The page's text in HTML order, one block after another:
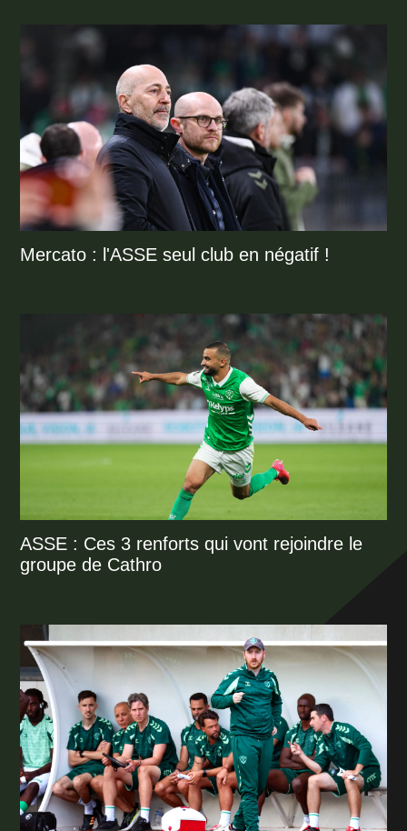
Mercato : l'ASSE seul club en négatif !
ASSE : Ces 3 renforts qui vont rejoindre le
groupe de Cathro